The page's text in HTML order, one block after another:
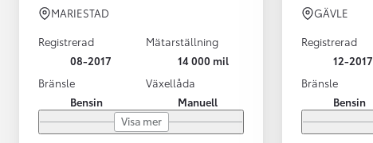
MARIESTAD
Registrerad
08-2017
Mätarställning
14 000 mil
Bränsle
Bensin
Växellåda
Manuell
Visa mer
GÄVLE
Registrerad
12-2017
Bränsle
Bensin